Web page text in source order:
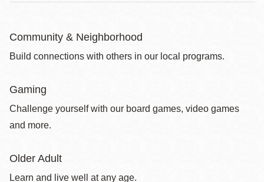
Community & Neighborhood
Build connections with others in our local programs.
Gaming
Challenge yourself with our board games, video games
and more.
Older Adult
Learn and live well at any age.